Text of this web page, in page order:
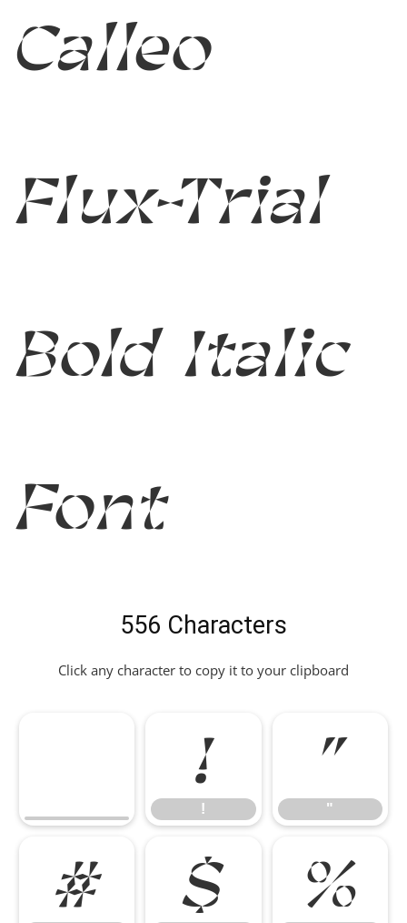
Calleo
Flux-Trial
Bold Italic
Font
556 Characters
Click any character to copy it to your clipboard
!
!
"
"
# $ %